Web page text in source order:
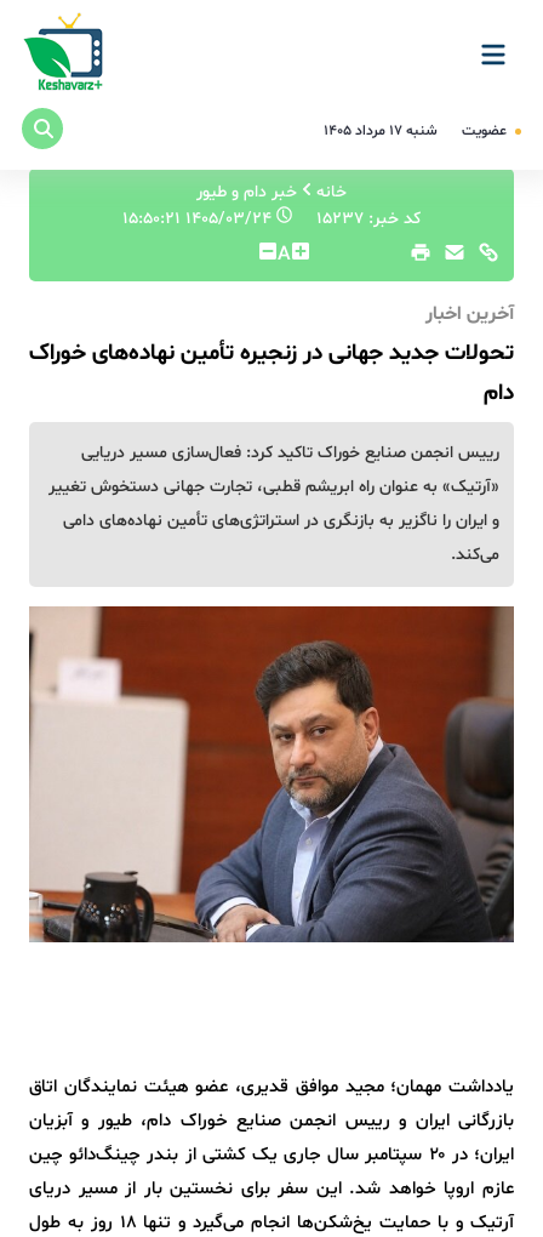
عضویت شنبه ۱۷ مرداد ۱۴۰۵
خانه
خبر دام و طیور
کد خبر: 15237
۱۴۰۵/۰۳/۲۴ ۱۵:۵۰:۲۱
A
آخرین اخبار
تحولات جدید جهانی در زنجیره تأمین نهاده‌های خوراک
دام
رییس انجمن صنایع خوراک تاکید کرد: فعال‌سازی مسیر دریایی
«آرتیک» به عنوان راه ابریشم قطبی، تجارت جهانی دستخوش تغییر
و ایران را ناگزیر به بازنگری در استراتژی‌های تأمین نهاده‌های دامی
می‌کند.
یادداشت مهمان؛ مجید موافق قدیری، عضو هیئت نمایندگان اتاق
بازرگانی ایران و رییس انجمن صنایع خوراک دام، طیور و آبزیان
ایران؛ در ۲۰ سپتامبر سال جاری یک کشتی‌ از بندر چینگ‌دائو چین
عازم اروپا خواهد شد. این سفر برای نخستین بار از مسیر دریای
آرتیک و با حمایت یخ‌شکن‌ها انجام می‌گیرد و تنها ۱۸ روز به طول